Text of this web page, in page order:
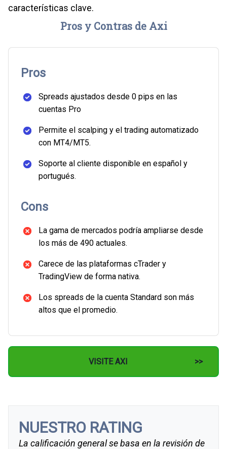
características clave.
Pros y Contras de Axi
Pros
Spreads ajustados desde 0 pips en las
cuentas Pro
Permite el scalping y el trading automatizado
con MT4/MT5.
Soporte al cliente disponible en español y
portugués.
Cons
La gama de mercados podría ampliarse desde
los más de 490 actuales.
Carece de las plataformas cTrader y
TradingView de forma nativa.
Los spreads de la cuenta Standard son más
altos que el promedio.
VISITE AXI
NUESTRO RATING
La calificación general se basa en la revisión de